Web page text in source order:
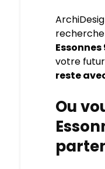
Essonnes
votre
reste
Ou